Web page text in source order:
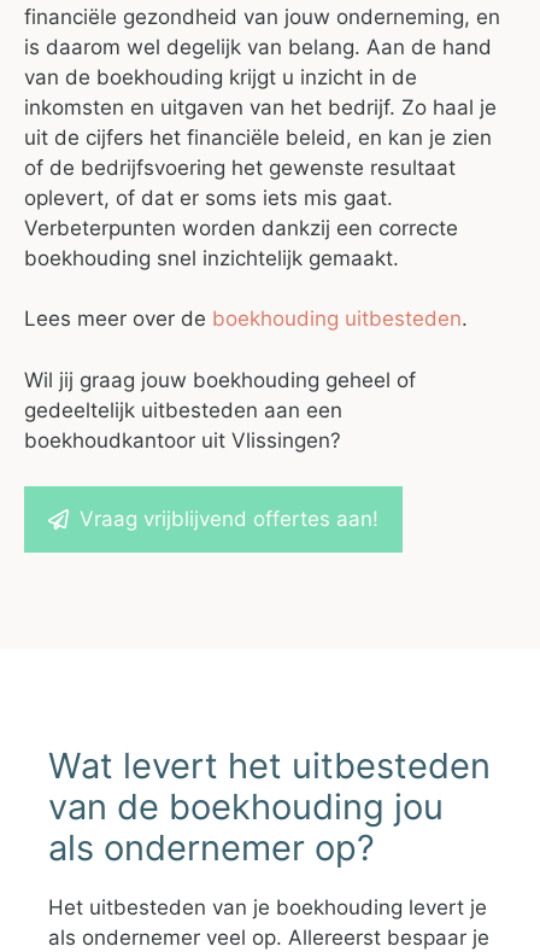
financiële gezondheid van jouw onderneming, en
is daarom wel degelijk van belang. Aan de hand
van de boekhouding krijgt u inzicht in de
inkomsten en uitgaven van het bedrijf. Zo haal je
uit de cijfers het financiële beleid, en kan je zien
of de bedrijfsvoering het gewenste resultaat
oplevert, of dat er soms iets mis gaat.
Verbeterpunten worden dankzij een correcte
boekhouding snel inzichtelijk gemaakt.
Lees meer over de boekhouding uitbesteden.
Wil jij graag jouw boekhouding geheel of
gedeeltelijk uitbesteden aan een
boekhoudkantoor uit Vlissingen?
Vraag vrijblijvend offertes aan!
Wat levert het uitbesteden
van de boekhouding jou
als ondernemer op?
Het uitbesteden van je boekhouding levert je
als ondernemer veel op. Allereerst bespaar je